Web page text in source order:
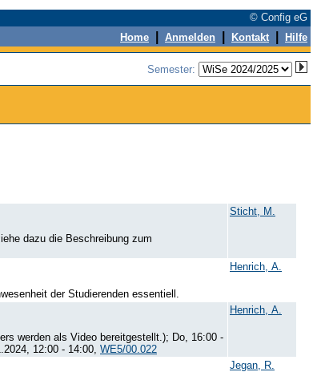
© Config eG
Home Anmelden Kontakt Hilfe
Semester:
dazu die Beschreibung zum
Sticht, M.
der Studierenden essentiell.
Henrich, A.
werden als Video bereitgestellt.); Do, 16:00 -
12:00 - 14:00, WE5/00.022
Henrich, A.
Jegan, R.